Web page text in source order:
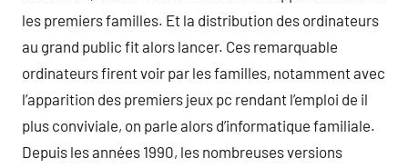
les premiers familles. Et la distribution des ordinateurs
au grand public fit alors lancer. Ces remarquable
ordinateurs firent voir par les familles, notamment avec
l’apparition des premiers jeux pc rendant l’emploi de il
plus conviviale, on parle alors d’informatique familiale.
Depuis les années 1990, les nombreuses versions